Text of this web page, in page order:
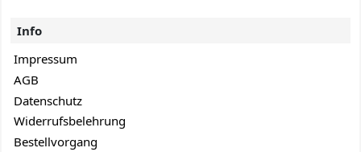
Info
Impressum
AGB
Datenschutz
Widerrufsbelehrung
Bestellvorgang